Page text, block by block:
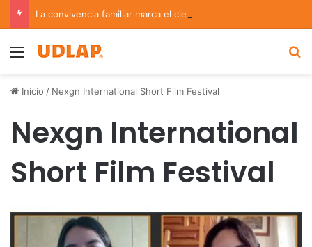
Menu
Inicio / Nexgn International Short Film Festival
Nexgn International
Short Film Festival